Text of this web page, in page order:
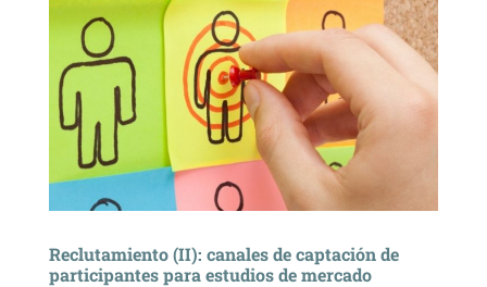
Reclutamiento (II): canales de captación de
participantes para estudios de mercado